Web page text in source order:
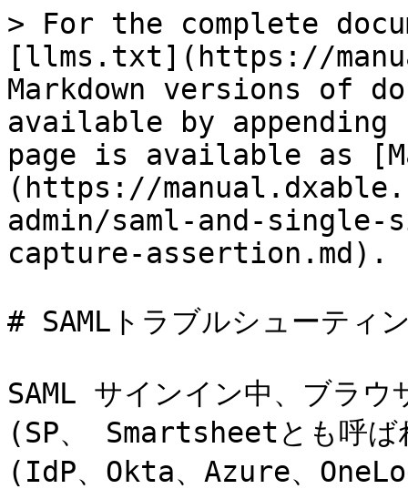
> For the complete
[llms.txt](https://
Markdown versions of
available by
page is available as
(https://
admin/saml-and-
capture-assertion.md).
# SAMLトラブルシューティ
SAML サインイン中、ブラ
(SP、 Smartsheetとも​​呼
(IdP、Okta、Azure、